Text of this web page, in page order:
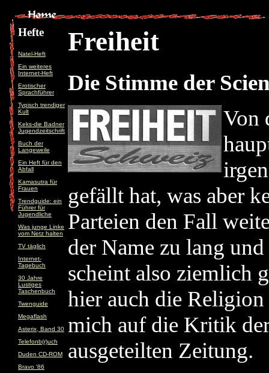
Hefte
Natel-Heft
Ein weiteres
Internet-Heft
Erotischer
Sprachführer
Typisch trendiger
Kult
Keks-die Badner
Jugendzeitschrift
Buch der
Langeweile
Ein Heft für den
Abfall
Kamasutra für
Frauen
Trendguide: ein
Führer für
Jugendliche
Was junge Linke
vom Netz halten
TV täglich
Internet-
Tagebuch
30 Jahre
Lustiges
Taschenbuch
Twenguide
Megaflash
Asterix, Band 30
Telefonb(r)uch
Duden CD-ROM
Bravo '86
Freiheit
Die Stimme der
Von
gefällt hat, was aber
Parteien den Fall
der Name zu lang
scheint also ziemlich
hier auch die Religion
mich auf die Kritik
ausgeteilten Zeitung.